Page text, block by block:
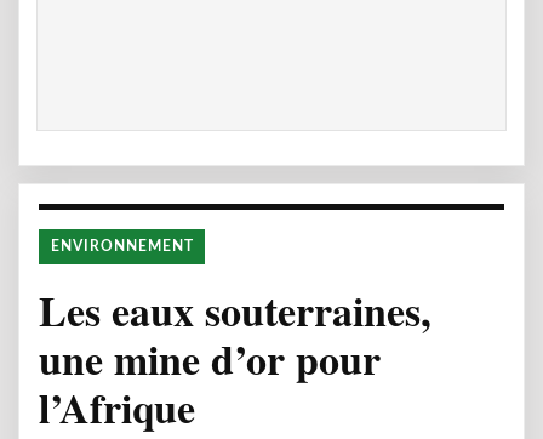
ENVIRONNEMENT
Les eaux souterraines,
une mine d’or pour
l’Afrique